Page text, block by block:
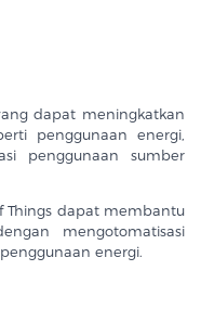
dapat meningkatkan
penggunaan energi,
penggunaan sumber
Things dapat membantu
mengotomatisasi
energi.